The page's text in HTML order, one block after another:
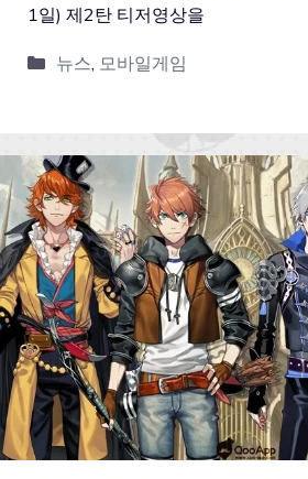
1일) 제2탄 티저영상을
뉴스, 모바일게임